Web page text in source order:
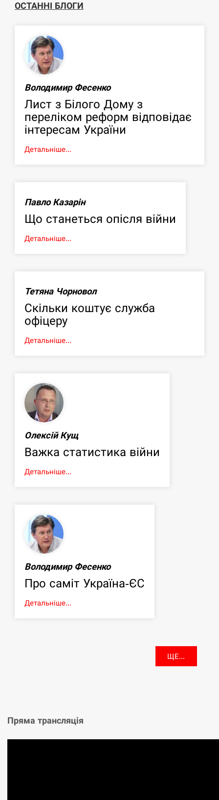
ОСТАННІ БЛОГИ
Володимир Фесенко
Лист з Білого Дому з
переліком реформ відповідає
інтересам України
Детальніше...
Павло Казарін
Що станеться опісля війни
Детальніше...
Тетяна Чорновол
Скільки коштує служба
офіцеру
Детальніше...
Олексій Кущ
Важка статистика війни
Детальніше...
Володимир Фесенко
Про саміт Україна-ЄС
Детальніше...
ЩЕ...
Пряма трансляція